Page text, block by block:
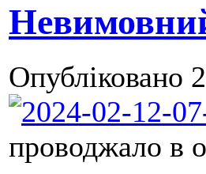
Опубліковано
проводжало в